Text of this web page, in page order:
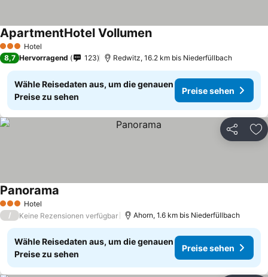
3 SterneHotel
ApartmentHotel Vollumen
8,7 Hervorragend 123 Redwitz, 16.2 km bis Niederfüllbach
Wähle Reisedaten aus, um die genauen
Preise zu sehen
Preise sehen
Teilen
3 SterneHotel
Panorama
/ Keine Rezensionen verfügbar Ahorn, 1.6 km bis Niederfüllbach
Wähle Reisedaten aus, um die genauen
Preise zu sehen
Preise sehen